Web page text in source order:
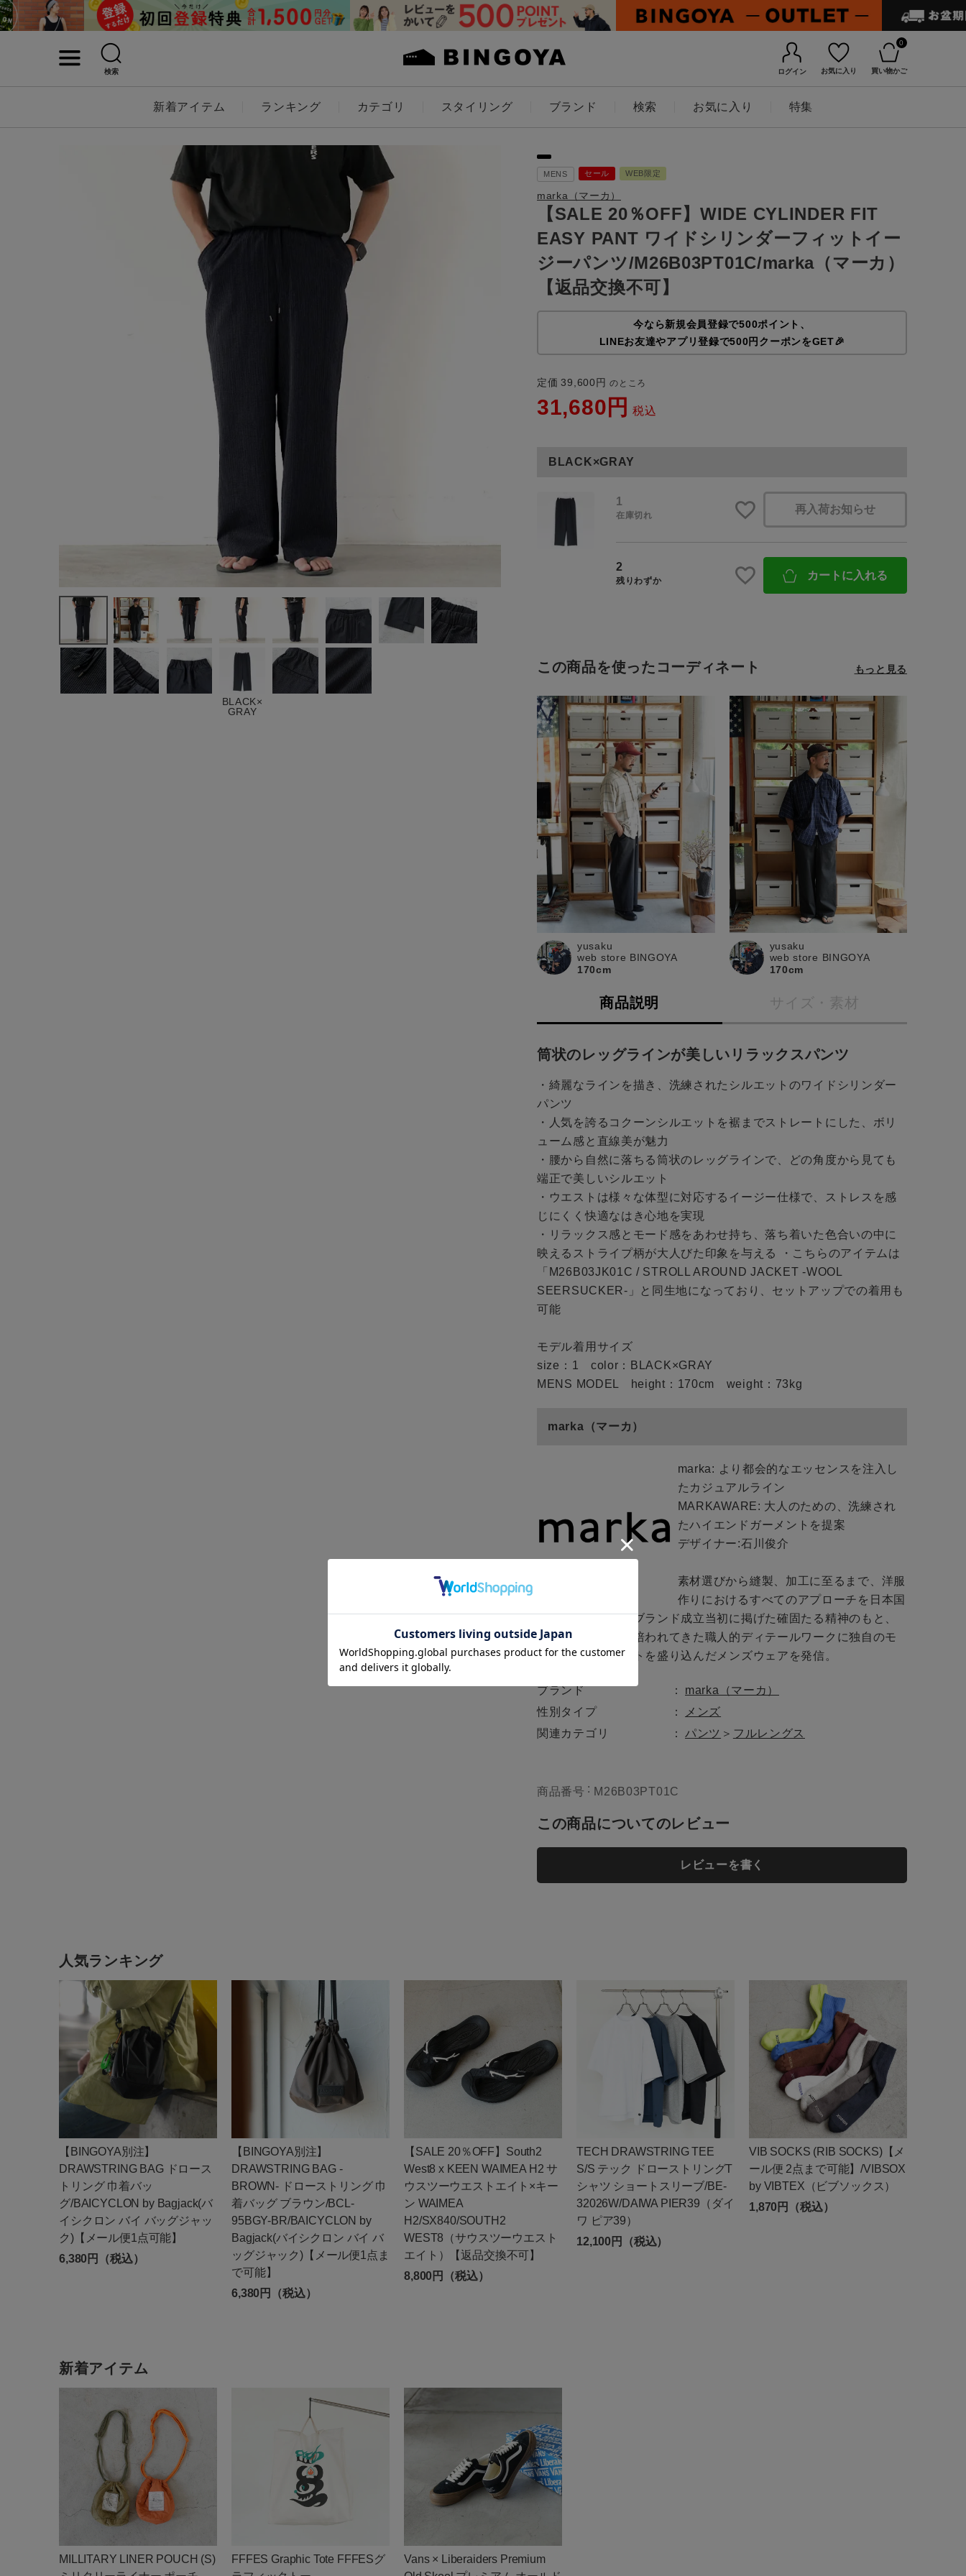
検索 ログイン お気に入り
0
買い物かご
新着アイテム ランキング カテゴリ スタイリング ブランド 検索 お気に入り 特集
様
ログイン / マイページ
お気に入りアイテム
アイテムを探す
WEB限定アイテムを探す
ギフトカード
お知らせ・ご利用ガイド
BINGOYA
無料公式アプリダウンロード
キーワード
性別
MENS
カテゴリ
サイズ
ブランド
通常商品
セール価格
在庫あり 在庫なし含む
close
closeclose
BLACK×GRAY
再入荷お知らせ
2
残りわずか カートに入れる
BLACK×
GRAY
MENS セール WEB限定
marka（マーカ）
【SALE 20％OFF】WIDE CYLINDER FIT
EASY PANT ワイドシリンダーフィットイー
ジーパンツ/M26B03PT01C/marka（マーカ）
【返品交換不可】
今なら新規会員登録で500ポイント、
LINEお友達やアプリ登録で500円クーポンをGET🎉
定価 39,600 のところ
31,680 税込
BLACK×GRAY
1
在庫切れ 再入荷お知らせ
2
残りわずか カートに入れる
この商品を使ったコーディネート
yusaku
web store BINGOYA
170cm
yusaku
web store BINGOYA
170cm
もっと見る
商品説明 サイズ・素材
筒状のレッグラインが美しいリラックスパンツ
・綺麗なラインを描き、洗練されたシルエットのワイドシリンダー
パンツ
・人気を誇るコクーンシルエットを裾までストレートにした、ボリ
ューム感と直線美が魅力
・腰から自然に落ちる筒状のレッグラインで、どの角度から見ても
端正で美しいシルエット
・ウエストは様々な体型に対応するイージー仕様で、ストレスを感
じにくく快適なはき心地を実現
・リラックス感とモード感をあわせ持ち、落ち着いた色合いの中に
映えるストライプ柄が大人びた印象を与える ・こちらのアイテムは
「M26B03JK01C / STROLL AROUND JACKET -WOOL
SEERSUCKER-」と同生地になっており、セットアップでの着用も
可能
モデル着用サイズ
size：1 color：BLACK×GRAY
MENS MODEL height：170cm weight：73kg
marka（マーカ）
marka: より都会的なエッセンスを注入し
たカジュアルライン
MARKAWARE: 大人のための、洗練され
たハイエンドガーメントを提案
デザイナー:石川俊介
素材選びから縫製、加工に至るまで、洋服
作りにおけるすべてのアプローチを日本国
内で行う。そんなブランド成立当初に掲げた確固たる精神のもと、
古き良き時代から培われてきた職人的ディテールワークに独自のモ
ダニズムとウィットを盛り込んだメンズウェアを発信。
ブランド
marka（マーカ）
性別タイプ
メンズ
関連カテゴリ
パンツ ＞ フルレングス
商品番号 M26B03PT01C
この商品についてのレビュー
レビューを書く
人気ランキング
【BINGOYA別注】
DRAWSTRING BAG ドロース
トリング 巾着バッ
グ/BAICYCLON by Bagjack(バ
イシクロン バイ バッグジャッ
ク)【メール便1点可能】
6,380円（税込）
【BINGOYA別注】
DRAWSTRING BAG -
BROWN- ドローストリング 巾
着バッグ ブラウン/BCL-
95BGY-BR/BAICYCLON by
Bagjack(バイシクロン バイ バ
ッグジャック)【メール便1点ま
で可能】
6,380円（税込）
【SALE 20％OFF】South2
West8 x KEEN WAIMEA H2 サ
ウスツーウエストエイト×キー
ン WAIMEA
H2/SX840/SOUTH2
WEST8（サウスツーウエスト
エイト）【返品交換不可】
8,800円（税込）
TECH DRAWSTRING TEE
S/S テック ドローストリングT
シャツ ショートスリーブ/BE-
32026W/DAIWA PIER39（ダイ
ワ ピア39）
12,100円（税込）
VIB SOCKS (RIB SOCKS)【メ
ール便 2点まで可能】/VIBSOX
by VIBTEX（ビブソックス）
1,870円（税込）
新着アイテム
MILLITARY LINER POUCH (S)
FFFES Graphic Tote FFFESグ
Vans × Liberaiders Premium